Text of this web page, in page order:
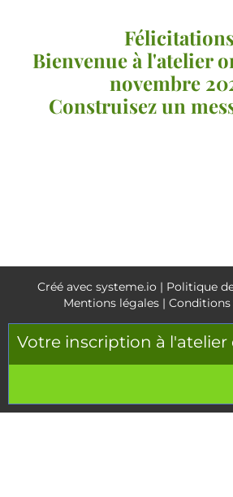
Bienvenue à l'atelier
novembre
Construisez un
Créé avec systeme.io | Politique
Mentions légales |
Votre inscription à l'atelier